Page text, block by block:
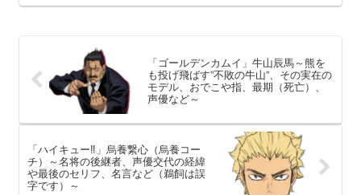
「ゴールデンカムイ」牛山辰馬～熊を
も投げ飛ばす”不敗の牛山”、その実在の
モデル、おでこや指、最期（死亡）、
声優など～
「ハイキュー‼」烏養繋心（烏養コー
チ）～名将の後継者、声優交代の経緯
や最後のセリフ、名言など（鵜飼は誤
字です）～